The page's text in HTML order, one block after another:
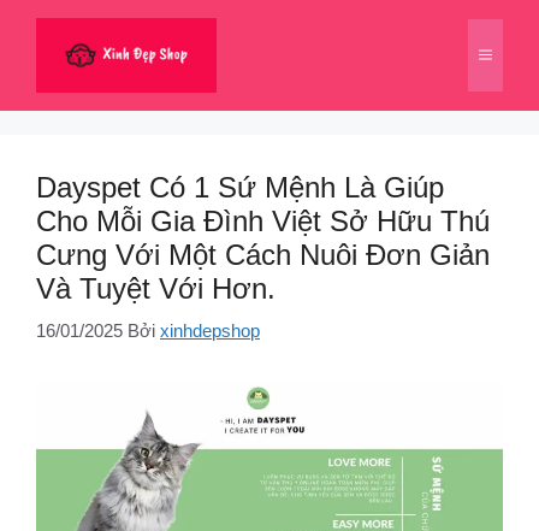
dung
Menu
Dayspet Có 1 Sứ Mệnh Là Giúp
Cho Mỗi Gia Đình Việt Sở Hữu Thú
Cưng Với Một Cách Nuôi Đơn Giản
Và Tuyệt Với Hơn.
16/01/2025 Bởi xinhdepshop